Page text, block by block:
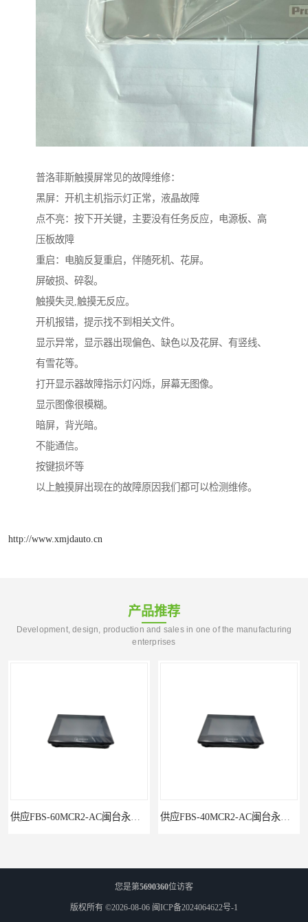
普洛菲斯触摸屏常见的故障维修：
黑屏：开机主机指示灯正常，液晶故障
点不亮：按下开关键，主要没有任务反应，电源板、高
压板故障
重启：电脑反复重启，伴随死机、花屏。
屏破损、碎裂。
触摸失灵,触摸无反应。
开机报错，提示找不到相关文件。
显示异常，显示器出现偏色、缺色以及花屏、有竖线、
有雪花等。
打开显示器故障指示灯闪烁，屏幕无图像。
显示图像很模糊。
暗屏，背光暗。
不能通信。
按键损坏等
以上触摸屏出现在的故障原因我们都可以检测维修。
http://www.xmjdauto.cn
产品推荐
Development, design, production and sales in one of the manufacturing
enterprises
您是第5690360位访客
版权所有 ©2026-08-06 闽ICP备2024064622号-1